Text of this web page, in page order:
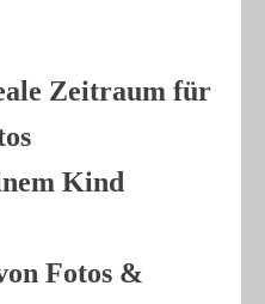
Zeitraum für
Kind
Fotos &